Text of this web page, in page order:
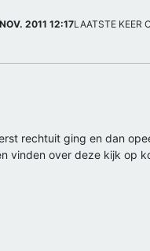
2011 12:17LAATSTE KEER
rechtuit ging en dan
vinden over deze kijk op